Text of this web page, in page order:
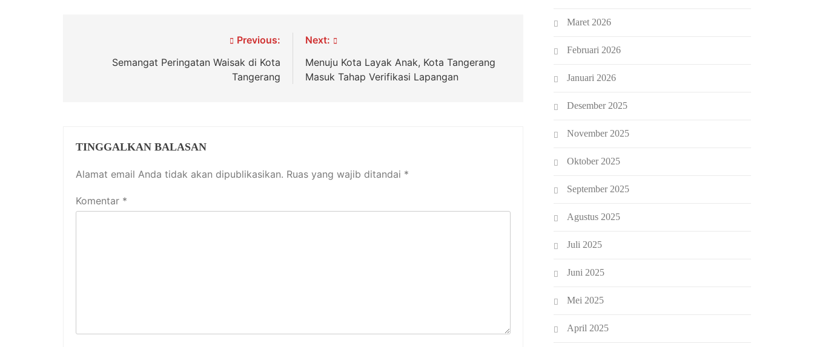
Previous:
Semangat Peringatan Waisak di Kota
Tangerang
Next:
Menuju Kota Layak Anak, Kota Tangerang
Masuk Tahap Verifikasi Lapangan
TINGGALKAN BALASAN
Alamat email Anda tidak akan dipublikasikan. Ruas yang wajib ditandai *
Komentar *
Maret 2026
Februari 2026
Januari 2026
Desember 2025
November 2025
Oktober 2025
September 2025
Agustus 2025
Juli 2025
Juni 2025
Mei 2025
April 2025